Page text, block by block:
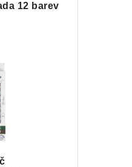
12 barev